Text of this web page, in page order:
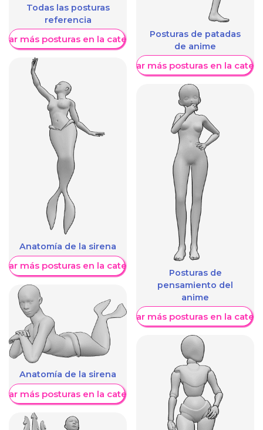
Todas las posturas
referencia
más posturas en la categoría
Anatomía de la sirena
más posturas en la categoría
Anatomía de la sirena
más posturas en la categoría
Posturas de patadas
de anime
Mostrar más posturas en la
Posturas de
pensamiento del
anime
Mostrar más posturas en la